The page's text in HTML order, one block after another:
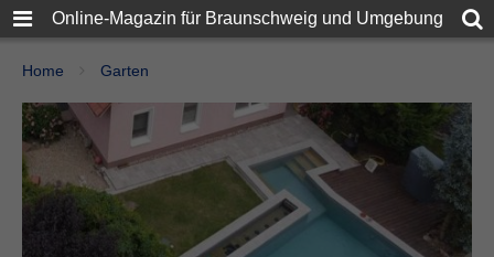
Online-Magazin für Braunschweig und Umgebung
Home Garten